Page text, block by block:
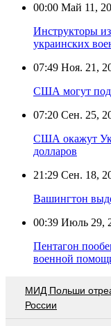
00:00 Май 11,
Инструкторы
украинских
07:49 Ноя. 21,
США могут
07:20 Сен. 25,
США окажут
долларов
21:29 Сен. 18,
Вашингтон
00:39 Июль 29,
Пентагон
военной
МИД Польши
России